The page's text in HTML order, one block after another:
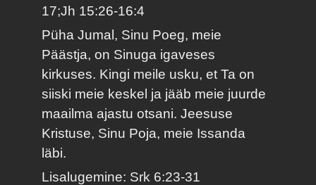
17;Jh 15:26-16:4
Püha Jumal, Sinu Poeg, meie
Päästja, on Sinuga igaveses
kirkuses. Kingi meile usku, et Ta on
siiski meie keskel ja jääb meie juurde
maailma ajastu otsani. Jeesuse
Kristuse, Sinu Poja, meie Issanda
läbi.
Lisalugemine: Srk 6:23-31